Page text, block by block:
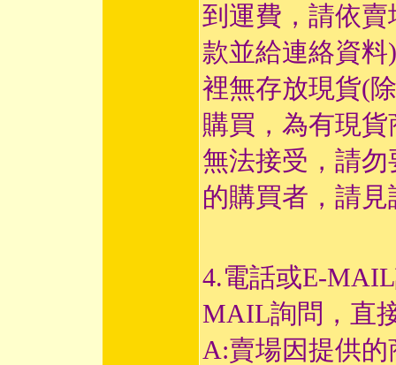
到運費，請依
款並給連絡資
裡無存放現貨(
購買，為有現
無法接受，請
的購買者，請見
4.電話或E-
MAIL詢問，直
A:賣場因提供